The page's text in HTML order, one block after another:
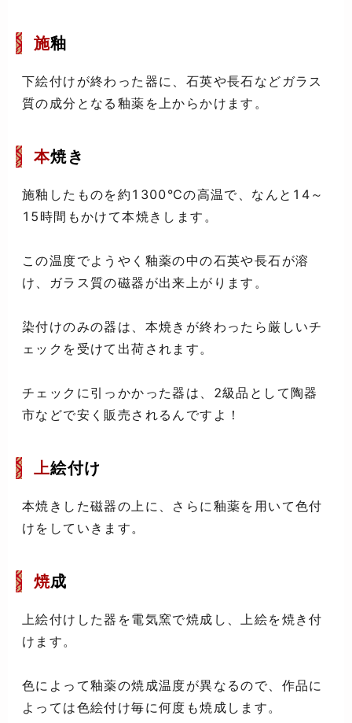
施釉
下絵付けが終わった器に、石英や長石などガラス
質の成分となる釉薬を上からかけます。
本焼き
施釉したものを約1300℃の高温で、なんと14～
15時間もかけて本焼きします。
この温度でようやく釉薬の中の石英や長石が溶
け、ガラス質の磁器が出来上がります。
染付けのみの器は、本焼きが終わったら厳しいチ
ェックを受けて出荷されます。
チェックに引っかかった器は、2級品として陶器
市などで安く販売されるんですよ！
上絵付け
本焼きした磁器の上に、さらに釉薬を用いて色付
けをしていきます。
焼成
上絵付けした器を電気窯で焼成し、上絵を焼き付
けます。
色によって釉薬の焼成温度が異なるので、作品に
よっては色絵付け毎に何度も焼成します。